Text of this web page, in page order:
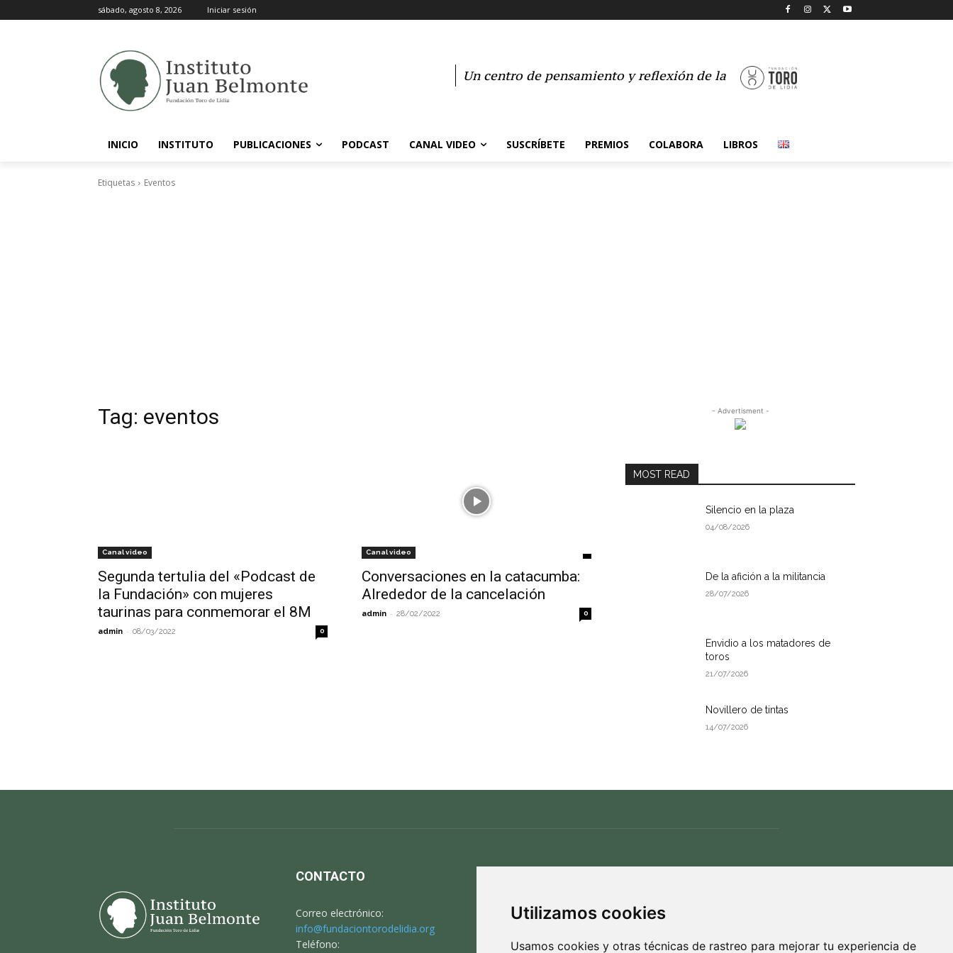
Utilizamos cookies
Usamos cookies y otras técnicas de rastreo para mejorar tu experiencia de
sábado, agosto 8, 2026 Iniciar sesión
Un centro de pensamiento y reflexión de la
INICIO INSTITUTO PUBLICACIONES PODCAST CANAL VIDEO SUSCRÍBETE PREMIOS COLABORA LIBROS
Etiquetas Eventos
Tag: eventos
Canal video
Segunda tertulia del «Podcast de
la Fundación» con mujeres
taurinas para conmemorar el 8M
admin - 08/03/2022 0
Canal video
Conversaciones en la catacumba:
Alrededor de la cancelación
admin - 28/02/2022 0
- Advertisment -
MOST READ
Silencio en la plaza
04/08/2026
De la afición a la militancia
28/07/2026
Envidio a los matadores de
toros
21/07/2026
Novillero de tintas
14/07/2026
CONTACTO
Correo electrónico:
info@fundaciontorodelidia.org
Teléfono: